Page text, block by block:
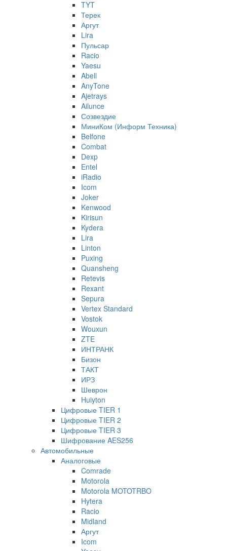
TYT
Терек
Аргут
Lira
Пульсар
Racio
Yaesu
Abell
AnyTone
Ajetrays
Ailunce
Созвездие
МиниКом (Информ Техника)
Belfone
Combat
Dexp
Entel
iRadio
Icom
Joker
Kenwood
Kirisun
Kydera
Lira
Linton
Puxing
Quansheng
Retevis
Rexant
Sepura
Vertex Standard
Vostok
Wouxun
ZTE
ИНТРАНК
Бизон
ТАКТ
ИРЗ
Шеврон
Huiyton
Цифровые TIER 1
Цифровые TIER 2
Цифровые TIER 3
Шифрование AES256
Автомобильные
Аналоговые
Comrade
Motorola
Motorola MOTOTRBO
Hytera
Racio
Midland
Аргут
Icom